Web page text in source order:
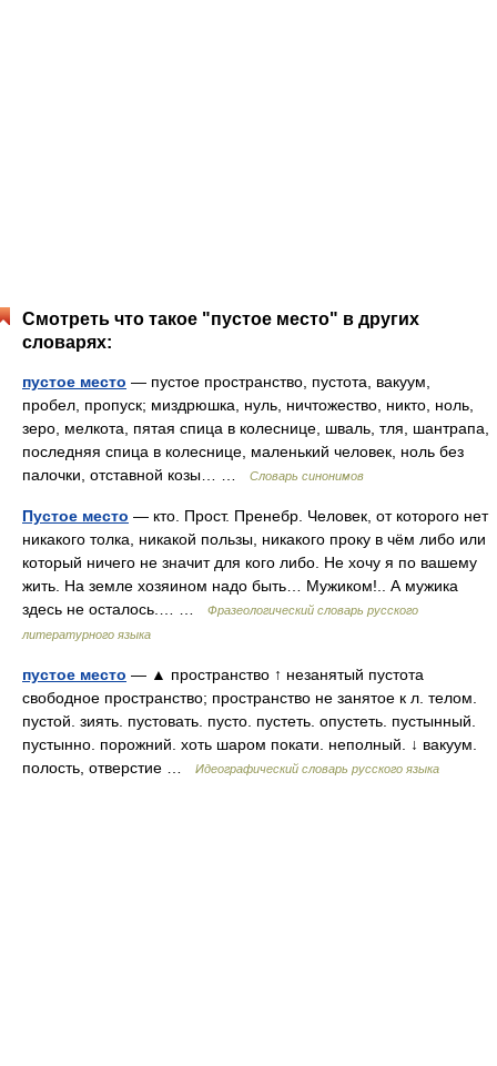
Смотреть что такое "пустое место" в других
словарях:
пустое место — пустое пространство, пустота, вакуум,
пробел, пропуск; миздрюшка, нуль, ничтожество, никто, ноль,
зеро, мелкота, пятая спица в колеснице, шваль, тля, шантрапа,
последняя спица в колеснице, маленький человек, ноль без
палочки, отставной козы… …
Словарь синонимов
Пустое место — кто. Прост. Пренебр. Человек, от которого нет
никакого толка, никакой пользы, никакого проку в чём либо или
который ничего не значит для кого либо. Не хочу я по вашему
жить. На земле хозяином надо быть… Мужиком!.. А мужика
здесь не осталось.… …
Фразеологический словарь русского
литературного языка
пустое место — ▲ пространство ↑ незанятый пустота
свободное пространство; пространство не занятое к л. телом.
пустой. зиять. пустовать. пусто. пустеть. опустеть. пустынный.
пустынно. порожний. хоть шаром покати. неполный. ↓ вакуум.
полость, отверстие …
Идеографический словарь русского языка